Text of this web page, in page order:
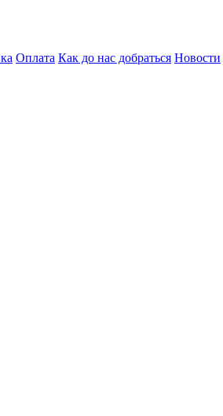
Оплата Как до нас добраться Новости